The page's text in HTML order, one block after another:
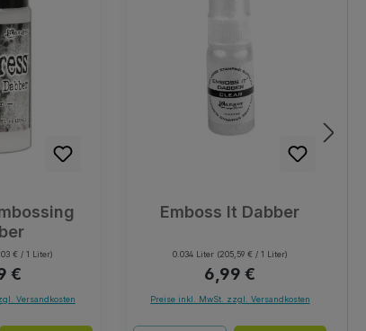
€ / 1 Liter)
Preis:
€
Versandkosten
Emboss It Dabber
0.034 Liter (205,59 € / 1 Liter)
Regulärer Preis:
6,99 €
Preise inkl. MwSt. zzgl. Versandkosten